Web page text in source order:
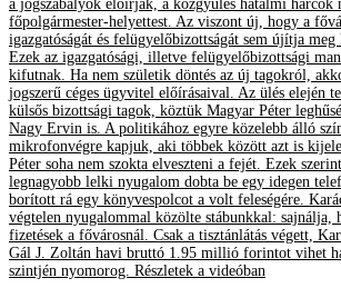
a jogszabályok előírják, a közgyűlés hatalmi harcok
főpolgármester-helyettest. Az viszont új, hogy a
igazgatóságát és felügyelőbizottságát sem újítja
Ezek az igazgatósági, illetve felügyelőbizottsági
kifutnak. Ha nem születik döntés az új tagokról,
jogszerű céges ügyvitel előírásaival. Az ülés elején
külsős bizottsági tagok, köztük Magyar Péter
Nagy Ervin is. A politikához egyre közelebb álló
mikrofonvégre kapjuk, aki többek között azt is
Péter soha nem szokta elveszteni a fejét. Ezek
legnagyobb lelki nyugalom dobta be egy idegen
borított rá egy könyvespolcot a volt feleségére.
végtelen nyugalommal közölte stábunkkal: sajnálja,
fizetések a fővárosnál. Csak a tisztánlátás végett,
Gál J. Zoltán havi bruttó 1.95 millió forintot vihet
szintjén nyomorog. Részletek a videóban